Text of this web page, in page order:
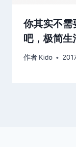
你其实不需
吧，极简生
作者 Kido